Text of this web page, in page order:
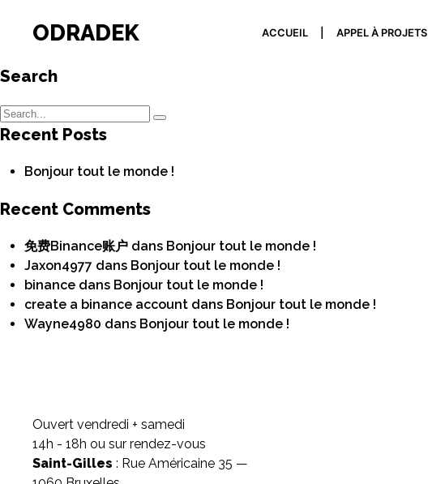
ODRADEK ACCUEIL APPEL À PROJETS
Search
Recent Posts
Bonjour tout le monde !
Recent Comments
免费Binance账户 dans Bonjour tout le monde !
Jaxon4977 dans Bonjour tout le monde !
binance dans Bonjour tout le monde !
create a binance account dans Bonjour tout le monde !
Wayne4980 dans Bonjour tout le monde !
Ouvert vendredi + samedi
14h - 18h ou sur rendez-vous
Saint-Gilles : Rue Américaine 35 —